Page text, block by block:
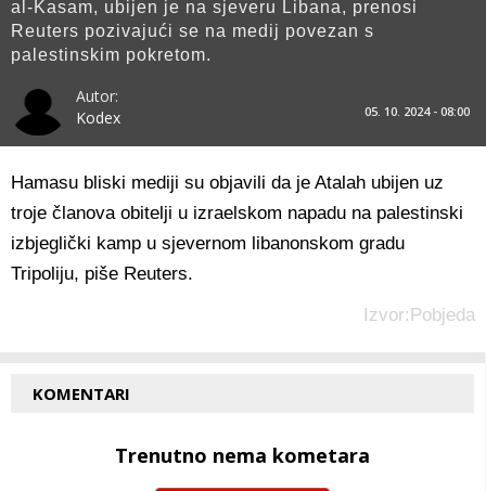
al-Kasam, ubijen je na sjeveru Libana, prenosi
Reuters pozivajući se na medij povezan s
palestinskim pokretom.
Autor:
Kodex
05. 10. 2024 - 08:00
Hamasu bliski mediji su objavili da je Atalah ubijen uz
troje članova obitelji u izraelskom napadu na palestinski
izbjeglički kamp u sjevernom libanonskom gradu
Tripoliju, piše Reuters.
Izvor:Pobjeda
KOMENTARI
Trenutno nema kometara